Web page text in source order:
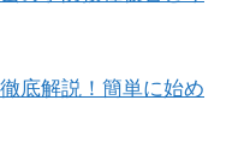
底解説！簡単に始め